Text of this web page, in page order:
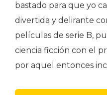
bastado para que yo
divertida y delirante
películas de serie B,
ciencia ficción con el
por aquel entonces